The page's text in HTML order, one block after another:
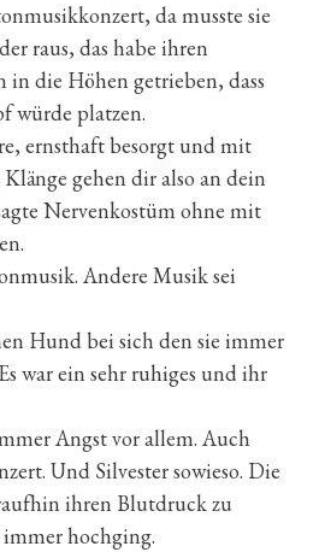
da musste sie
raus, das habe ihren
die Höhen getrieben, dass
würde platzen.
ernsthaft besorgt und mit
gehen dir also an dein
Nervenkostüm ohne mit
Andere Musik sei
Hund bei sich den sie immer
war ein sehr ruhiges und ihr
Angst vor allem. Auch
Und Silvester sowieso. Die
ihren Blutdruck zu
immer hochging.